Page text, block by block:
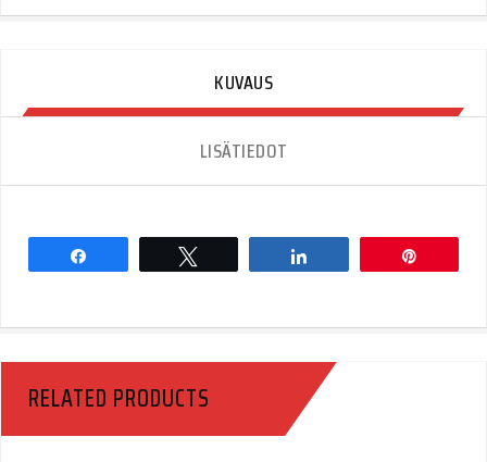
KUVAUS
LISÄTIEDOT
RELATED PRODUCTS